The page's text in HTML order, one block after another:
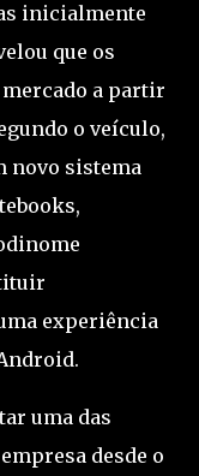
inicialmente
que os
a partir
o veículo,
novo sistema
experiência
uma das
desde o